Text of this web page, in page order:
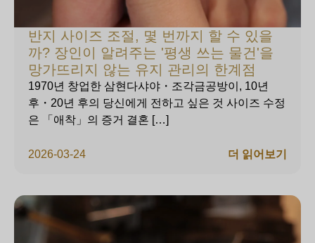
반지 사이즈 조절, 몇 번까지 할 수 있을
까? 장인이 알려주는 '평생 쓰는 물건'을
망가뜨리지 않는 유지 관리의 한계점
2026-03-24
1970년 창업한 삼현다샤야・조각금공방이, 10년
후・20년 후의 당신에게 전하고 싶은 것 사이즈 수정
은 「애착」의 증거 결혼 […]
더 읽어보기